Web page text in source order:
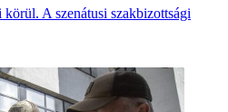
A szenátusi szakbizottsági